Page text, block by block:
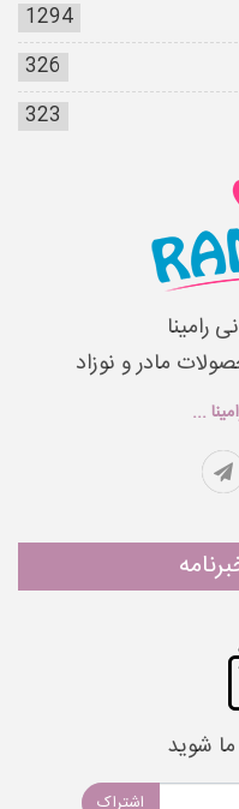
1294
326
323
رامینا
مادر و نوزاد
...
شوید
اشتراک